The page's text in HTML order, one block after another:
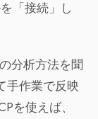
「接続」し
分析方法を聞
手作業で反映
を使えば、